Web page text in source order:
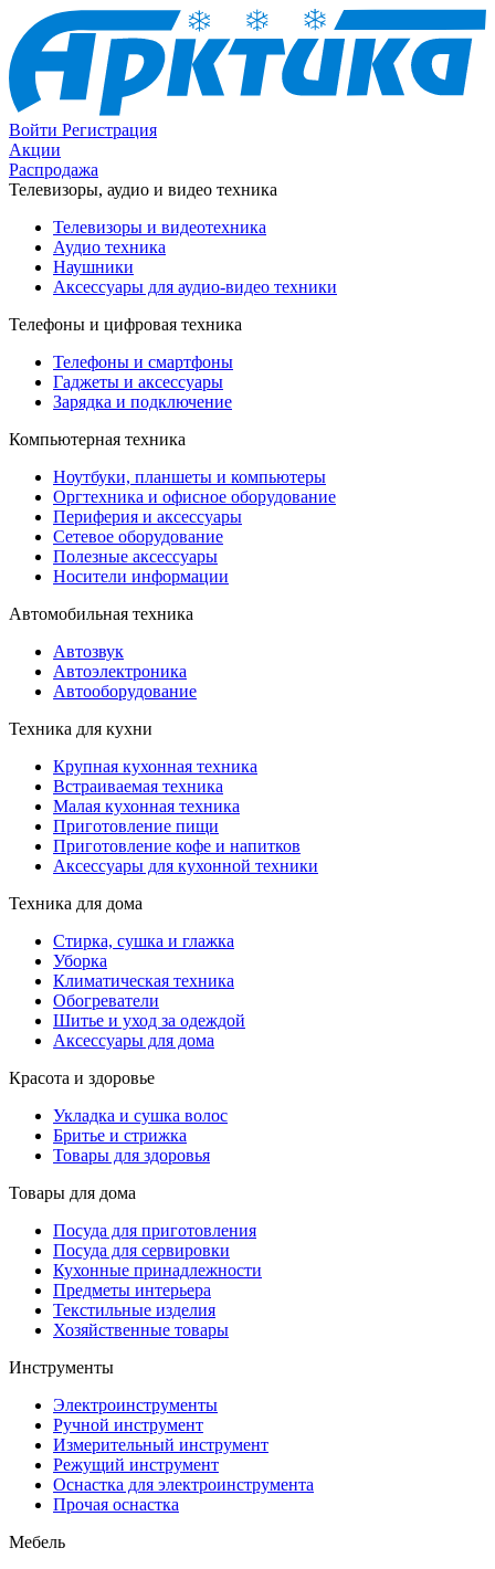
Войти Регистрация
Акции
Распродажа
Телевизоры, аудио и видео техника
Телевизоры и видеотехника
Аудио техника
Наушники
Аксессуары для аудио-видео техники
Телефоны и цифровая техника
Телефоны и смартфоны
Гаджеты и аксессуары
Зарядка и подключение
Компьютерная техника
Ноутбуки, планшеты и компьютеры
Оргтехника и офисное оборудование
Периферия и аксессуары
Cетевое оборудование
Полезные аксессуары
Носители информации
Автомобильная техника
Автозвук
Автоэлектроника
Автооборудование
Техника для кухни
Крупная кухонная техника
Встраиваемая техника
Малая кухонная техника
Приготовление пищи
Приготовление кофе и напитков
Аксессуары для кухонной техники
Техника для дома
Стирка, сушка и глажка
Уборка
Климатическая техника
Обогреватели
Шитье и уход за одеждой
Аксессуары для дома
Красота и здоровье
Укладка и сушка волос
Бритье и стрижка
Товары для здоровья
Товары для дома
Посуда для приготовления
Посуда для сервировки
Кухонные принадлежности
Предметы интерьера
Текстильные изделия
Хозяйственные товары
Инструменты
Электроинструменты
Ручной инструмент
Измерительный инструмент
Режущий инструмент
Оснастка для электроинструмента
Прочая оснастка
Мебель